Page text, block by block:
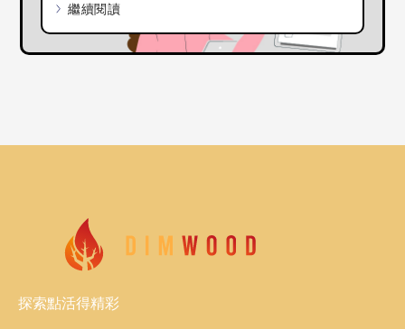
繼續閱讀
探索點活得精彩